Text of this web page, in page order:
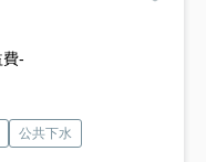
-
公共下水